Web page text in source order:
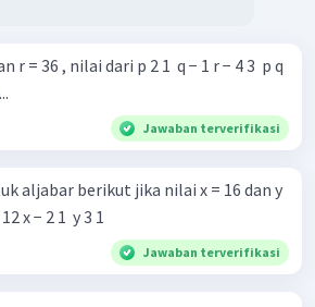
r = 36 , nilai dari p 2 1 ​ q − 1 r − 4 3 ​ p q
Jawaban terverifikasi
aljabar berikut jika nilai x = 16 dan y
! e. ( x y ) − 5 2 ​ f. 12 x − 2 1 ​ y 3 1
Jawaban terverifikasi